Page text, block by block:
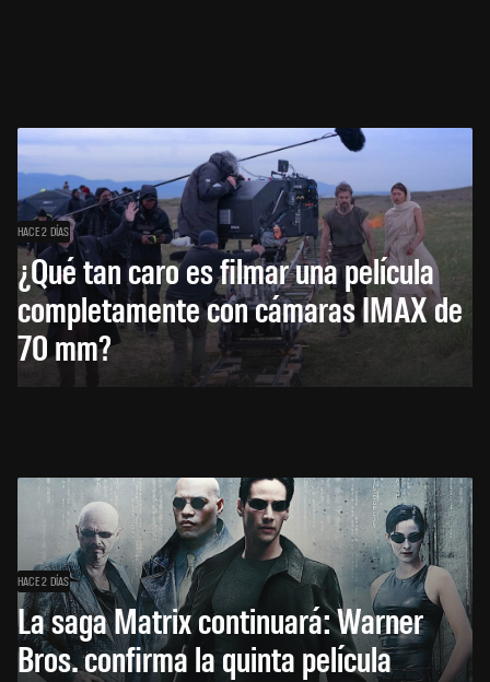
HACE 2 DÍAS
¿Qué tan caro es filmar una película
completamente con cámaras IMAX de
70 mm?
HACE 2 DÍAS
La saga Matrix continuará: Warner
Bros. confirma la quinta película